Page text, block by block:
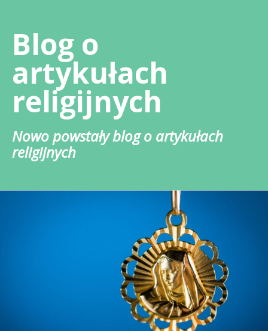
contentBlog o
artykułach
religijnych
Nowo powstały blog o artykułach
religijnych